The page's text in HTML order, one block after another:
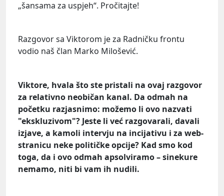
„šansama za uspjeh“. Pročitajte!
Razgovor sa Viktorom je za Radničku frontu
vodio naš član Marko Milošević.
Viktore, hvala što ste pristali na ovaj razgovor
za relativno neobičan kanal. Da odmah na
početku razjasnimo: možemo li ovo nazvati
"ekskluzivom"? Jeste li već razgovarali, davali
izjave, a kamoli intervju na incijativu i za web-
stranicu neke političke opcije? Kad smo kod
toga, da i ovo odmah apsolviramo – sinekure
nemamo, niti bi vam ih nudili.